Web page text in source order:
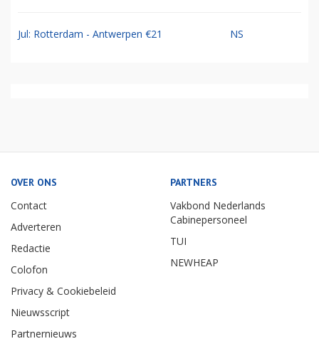
Jul: Rotterdam - Antwerpen €21 NS
OVER ONS
Contact
Adverteren
Redactie
Colofon
Privacy & Cookiebeleid
Nieuwsscript
Partnernieuws
PARTNERS
Vakbond Nederlands
Cabinepersoneel
TUI
NEWHEAP